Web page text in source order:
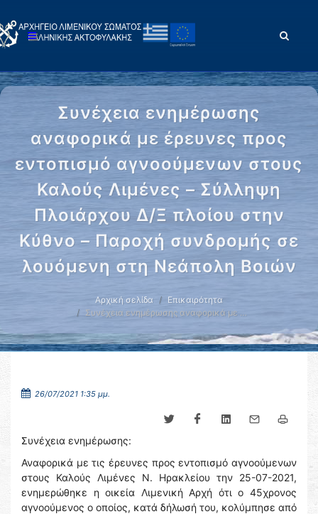
Συνέχεια ενημέρωσης
αναφορικά με έρευνες προς
εντοπισμό αγνοούμενων στους
Καλούς Λιμένες – Σύλληψη
Πλοιάρχου Δ/Ξ πλοίου στην
Κύθνο – Παροχή συνδρομής σε
λουόμενη στη Νεάπολη Βοιών
Αρχική σελίδα
Επικαιρότητα
Συνέχεια ενημέρωσης αναφορικά με …
26/07/2021 1:35 μμ.
Συνέχεια ενημέρωσης:
Αναφορικά με τις έρευνες προς εντοπισμό αγνοούμενων
στους Καλούς Λιμένες Ν. Ηρακλείου την 25-07-2021,
ενημερώθηκε η οικεία Λιμενική Αρχή ότι ο 45χρονος
αγνοούμενος ο οποίος, κατά δήλωσή του, κολύμπησε από